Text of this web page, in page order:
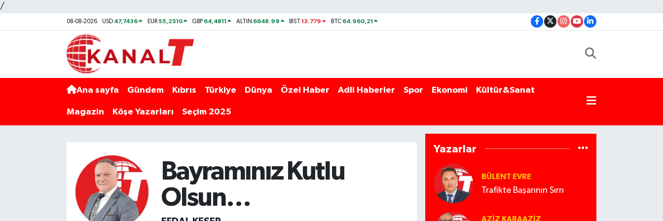
/
08-08-2026 USD 47,7436 EUR55,2510 GBP 64,4811 ALTIN 6648.99 BİST13.779 BTC 64.960,21
Ana sayfa Gündem Kıbrıs Türkiye Dünya Özel Haber Adli Haberler Spor Ekonomi Kültür&Sanat
Magazin Köşe Yazarları Seçim 2025
Bayramınız Kutlu
Olsun…
Yazarlar
BÜLENT EVRE
Trafikte Başarının Sırrı
AZIZ KARAAZIZ